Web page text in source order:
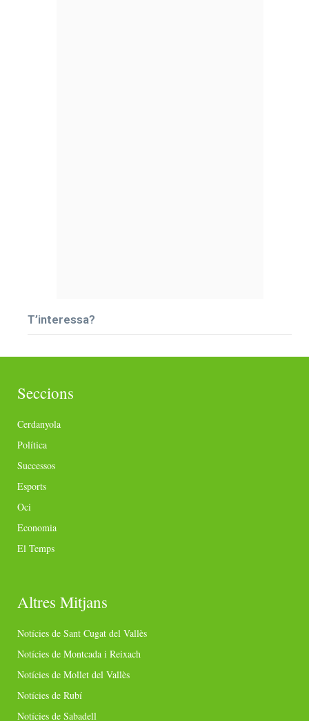
T’interessa?
Seccions
Cerdanyola
Política
Successos
Esports
Oci
Economia
El Temps
Altres Mitjans
Notícies de Sant Cugat del Vallès
Notícies de Montcada i Reixach
Notícies de Mollet del Vallès
Notícies de Rubí
Notícies de Sabadell